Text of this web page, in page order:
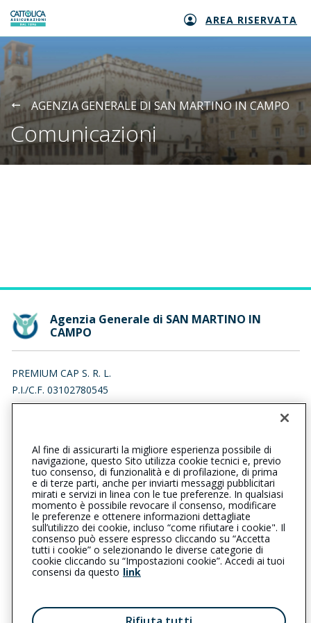
Generali logo AREA RISERVATA
AGENZIA GENERALE DI SAN MARTINO IN CAMPO
Comunicazioni
Agenzia Generale di SAN MARTINO IN
CAMPO
PREMIUM CAP S. R. L.
P.I./C.F. 03102780545
VIA DELLA PARIGLIA 11, 06132 PERUGIA (PG)
0756090065 0756090220
sanmartinoincampo@cattolica.it
premiumcap@pec.it
L’intermediario è soggetto al controllo dell’IVASS. Consulta il
Registro RUI al seguentelink
Privacy | Cookie | Il Gruppo Generali
Al fine di assicurarti la migliore esperienza possibile di
navigazione, questo Sito utilizza cookie tecnici e, previo
tuo consenso, di funzionalità e di profilazione, di prima
e di terze parti, anche per inviarti messaggi pubblicitari
mirati e servizi in linea con le tue preferenze. In qualsiasi
momento è possibile revocare il consenso, modificare
le preferenze e ottenere informazioni dettagliate
sull’utilizzo dei cookie, incluso “come rifiutare i cookie". Il
consenso può essere espresso cliccando su “Accetta
tutti i cookie” o selezionando le diverse categorie di
cookie cliccando su “Impostazioni cookie”. Accedi ai tuoi
consensi da questo link